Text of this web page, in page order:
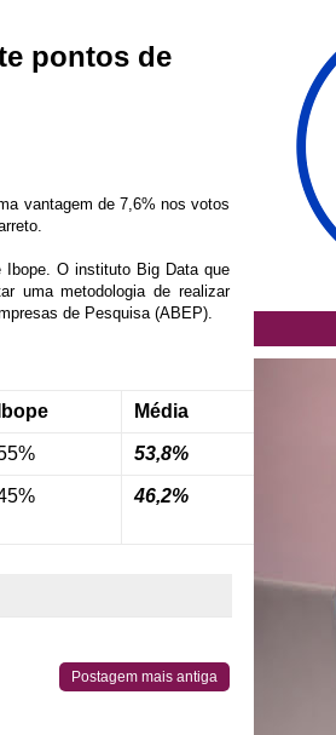
pontos de
vantagem de 7,6% nos votos
O instituto Big Data que
uma metodologia de realizar
de Pesquisa (ABEP).
Ibope Média
53,8%
46,2%
Postagem mais antiga